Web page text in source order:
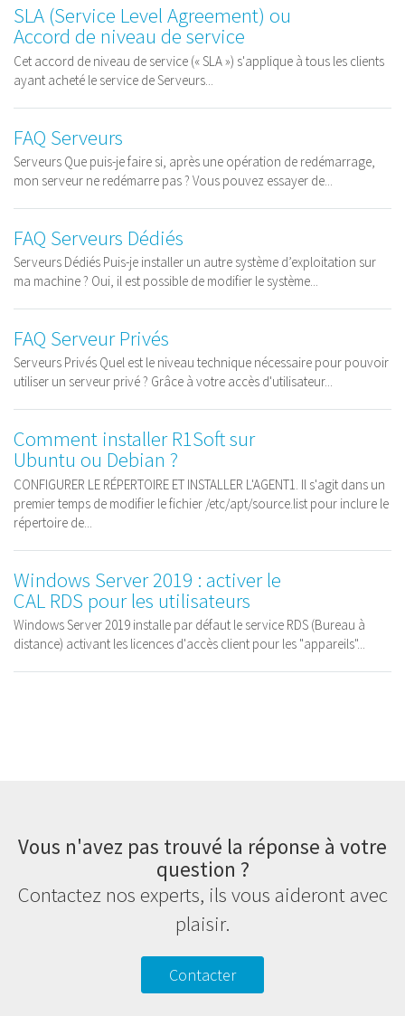
SLA (Service Level Agreement) ou
Accord de niveau de service
Cet accord de niveau de service (« SLA ») s'applique à tous les clients
ayant acheté le service de Serveurs...
FAQ Serveurs
Serveurs Que puis-je faire si, après une opération de redémarrage,
mon serveur ne redémarre pas ? Vous pouvez essayer de...
FAQ Serveurs Dédiés
Serveurs Dédiés Puis-je installer un autre système d’exploitation sur
ma machine ? Oui, il est possible de modifier le système...
FAQ Serveur Privés
Serveurs Privés Quel est le niveau technique nécessaire pour pouvoir
utiliser un serveur privé ? Grâce à votre accès d'utilisateur...
Comment installer R1Soft sur
Ubuntu ou Debian ?
CONFIGURER LE RÉPERTOIRE ET INSTALLER L'AGENT1. Il s'agit dans un
premier temps de modifier le fichier /etc/apt/source.list pour inclure le
répertoire de...
Windows Server 2019 : activer le
CAL RDS pour les utilisateurs
Windows Server 2019 installe par défaut le service RDS (Bureau à
distance) activant les licences d'accès client pour les "appareils"...
Vous n'avez pas trouvé la réponse à votre
question ?
Contactez nos experts, ils vous aideront avec
plaisir.
Contacter